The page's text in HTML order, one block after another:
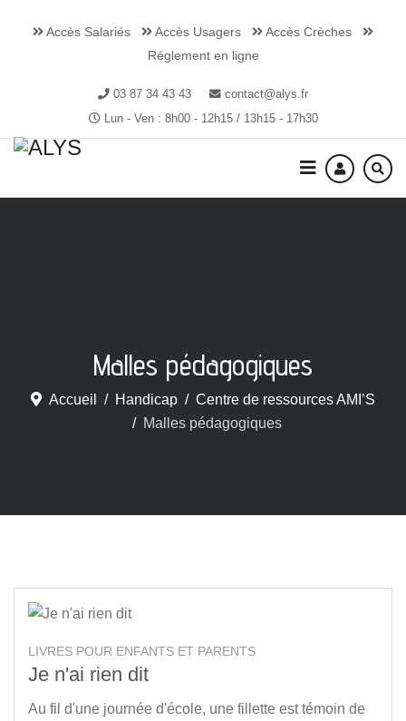
Accès Salariés Accès Usagers
Accès Crèches
Réglement en ligne
03 87 34 43 43
contact@alys.fr
Lun - Ven : 8h00 - 12h15 / 13h15 - 17h30
Malles pédagogiques
Accueil Handicap
Centre de ressources AMI’S
Malles pédagogiques
LIVRES POUR ENFANTS ET PARENTS
Je n'ai rien dit
Au fil d'une journée d'école, une fillette est témoin de